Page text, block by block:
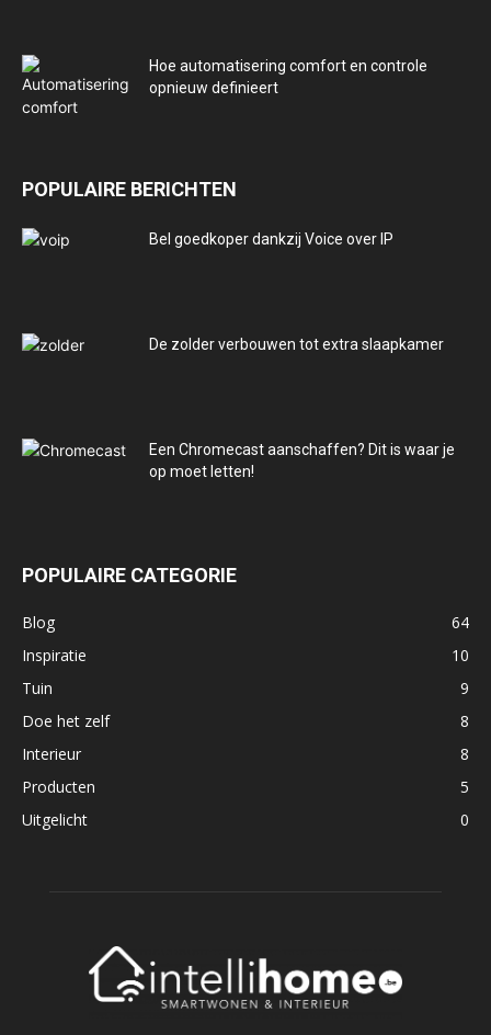
Hoe automatisering comfort en controle
opnieuw definieert
POPULAIRE BERICHTEN
Bel goedkoper dankzij Voice over IP
De zolder verbouwen tot extra slaapkamer
Een Chromecast aanschaffen? Dit is waar je
op moet letten!
POPULAIRE CATEGORIE
Blog
64
Inspiratie
10
Tuin
9
Doe het zelf
8
Interieur
8
Producten
5
Uitgelicht
0